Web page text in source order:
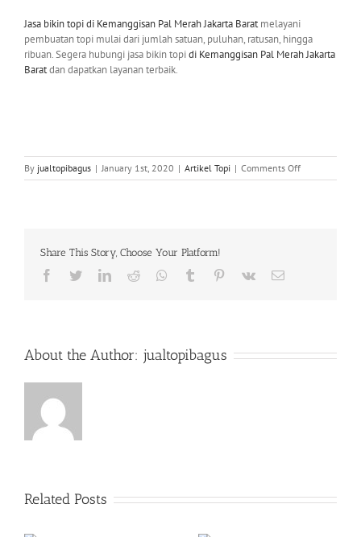
Jasa bikin topi di Kemanggisan Pal Merah Jakarta Baratmelayani
pembuatan topi mulai dari jumlah satuan, puluhan, ratusan, hingga
ribuan. Segera hubungi jasa bikin topidi Kemanggisan Pal Merah Jakarta
Baratdan dapatkan layanan terbaik.
By jualtopibagus | January 1st, 2020 | Artikel Topi | Comments Offon
0812
Jakarta
Share This Story, Choose Your Platform!
Facebook
TwitterLinkedIn
Reddit Whatsapp
Tumblr Pinterest
Vk Email
About the Author: jualtopibagus
Related Posts